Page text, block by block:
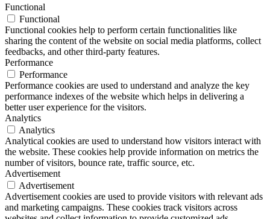
Functional
Functional
Functional cookies help to perform certain functionalities like
sharing the content of the website on social media platforms, collect
feedbacks, and other third-party features.
Performance
Performance
Performance cookies are used to understand and analyze the key
performance indexes of the website which helps in delivering a
better user experience for the visitors.
Analytics
Analytics
Analytical cookies are used to understand how visitors interact with
the website. These cookies help provide information on metrics the
number of visitors, bounce rate, traffic source, etc.
Advertisement
Advertisement
Advertisement cookies are used to provide visitors with relevant ads
and marketing campaigns. These cookies track visitors across